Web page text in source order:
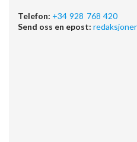
Telefon: +34 928 768 420
Send oss en epost: